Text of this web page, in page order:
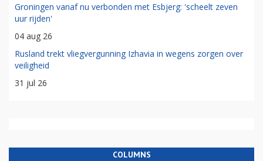
Groningen vanaf nu verbonden met Esbjerg: 'scheelt zeven
uur rijden'
04 aug 26
Rusland trekt vliegvergunning Izhavia in wegens zorgen over
veiligheid
31 jul 26
COLUMNS